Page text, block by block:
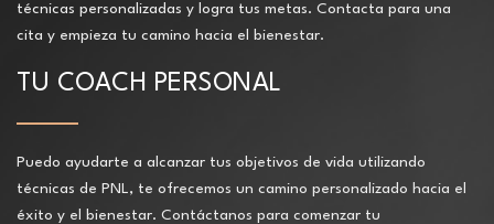
técnicas personalizadas y logra tus metas. Contacta para una
cita y empieza tu camino hacia el bienestar.
TU COACH PERSONAL
Puedo ayudarte a alcanzar tus objetivos de vida utilizando
técnicas de PNL, te ofrecemos un camino personalizado hacia el
éxito y el bienestar. Contáctanos para comenzar tu